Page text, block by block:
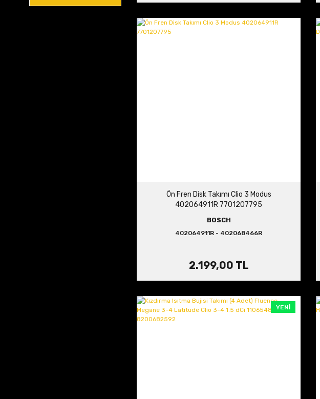
Ön Fren Disk Takımı Clio 3 Modus
402064911R 7701207795
BOSCH
402064911R - 402068466R
2.199,00 TL
YENİ